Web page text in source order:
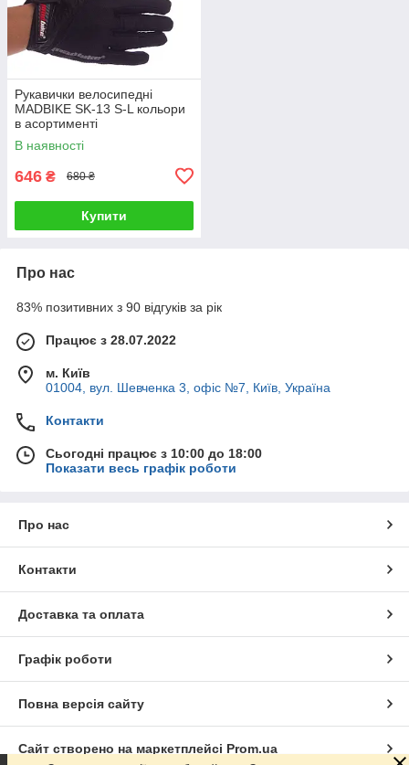
Рукавички велосипедні
MADBIKE SK-13 S-L кольори
в асортименті
В наявності
646 ₴ 680 ₴
Купити
Про нас
83% позитивних з 90 відгуків за рік
Працює з 28.07.2022
м. Київ
01004, вул. Шевченка 3, офіс №7, Київ, Україна
Контакти
Сьогодні працює з 10:00 до 18:00
Показати весь графік роботи
Про нас
Контакти
Доставка та оплата
Графік роботи
Повна версія сайту
Сайт створено на маркетплейсі Prom.ua